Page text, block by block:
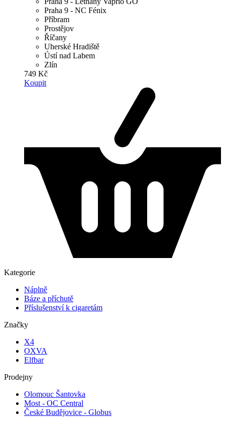
Praha 9 - NC Fénix
Příbram
Prostějov
Říčany
Uherské Hradiště
Ústí nad Labem
Zlín
749 Kč
Koupit
Kategorie
Náplně
Báze a příchutě
Příslušenství k cigaretám
Značky
X4
OXVA
Elfbar
Prodejny
Olomouc Šantovka
Most - OC Central
České Budějovice - Globus